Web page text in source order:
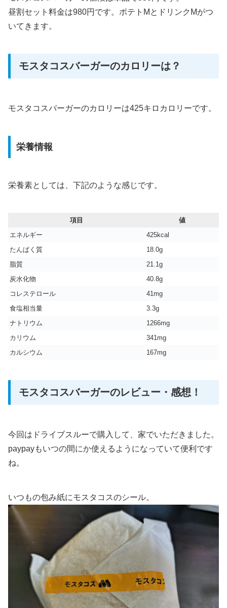
昼割セット料金は980円です。ポテトMとドリンクMがつ
いてきます。
モスタコスバーガーのカロリーは？
モスタコスバーガーのカロリーは425キロカロリーです。
栄養情報
栄養素としては、下記のような感じです。
項目
値
エネルギー
425kcal
たんぱく質
18.0g
脂質
21.1g
炭水化物
40.8g
コレステロール
41mg
食塩相当量
3.3g
ナトリウム
1266mg
カリウム
341mg
カルシウム
167mg
モスタコスバーガーのレビュー・感想！
今回はドライブスルーで購入して、家でいただきました。
paypayもいつの間にか使えるようになっていて便利です
ね。
いつもの包み紙にモスタコスのシール。